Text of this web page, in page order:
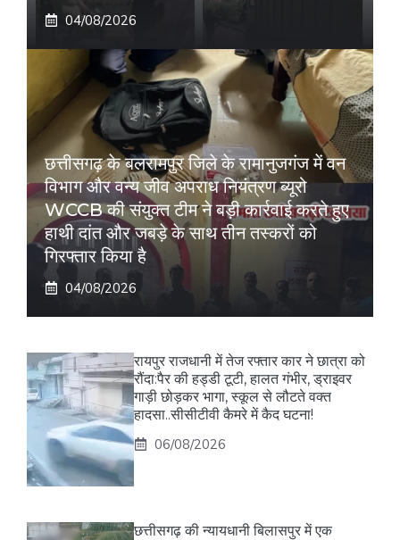
04/08/2026
छत्तीसगढ़ के बलरामपुर जिले के रामानुजगंज में वन
विभाग और वन्य जीव अपराध नियंत्रण ब्यूरो
WCCB की संयुक्त टीम ने बड़ी कार्रवाई करते हुए
हाथी दांत और जबड़े के साथ तीन तस्करों को
गिरफ्तार किया है
04/08/2026
रायपुर राजधानी में तेज रफ्तार कार ने छात्रा को
रौंदा:पैर की हड्डी टूटी, हालत गंभीर, ड्राइवर
गाड़ी छोड़कर भागा, स्कूल से लौटते वक्त
हादसा..सीसीटीवी कैमरे में कैद घटना!
06/08/2026
छत्तीसगढ़ की न्यायधानी बिलासपुर में एक